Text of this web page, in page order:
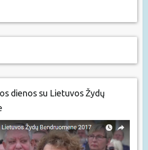
dienos su Lietuvos Žydų